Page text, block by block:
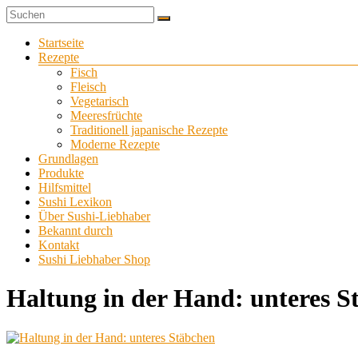
Zum
Inhalt
springen
Sushi-
Liebhaber
Sushi
selber
Menü
Startseite
Rezepte
Fisch
Fleisch
Vegetarisch
Meeresfrüchte
Traditionell japanische Rezepte
Moderne Rezepte
Grundlagen
Produkte
Hilfsmittel
Sushi Lexikon
Über Sushi-Liebhaber
Bekannt durch
Kontakt
Sushi Liebhaber Shop
Haltung in der Hand: unteres